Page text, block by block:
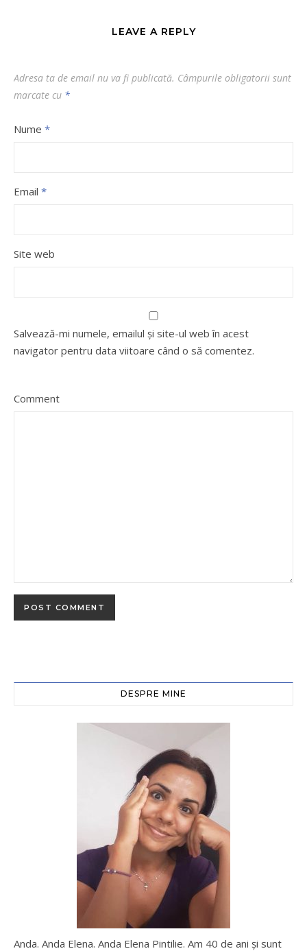
LEAVE A REPLY
Adresa ta de email nu va fi publicată. Câmpurile obligatorii sunt
marcate cu *
Nume *
Email *
Site web
Salvează-mi numele, emailul și site-ul web în acest
navigator pentru data viitoare când o să comentez.
Comment
DESPRE MINE
Anda. Anda Elena. Anda Elena Pintilie. Am 40 de ani şi sunt